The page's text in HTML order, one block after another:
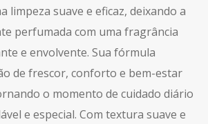
limpeza suave e eficaz, deixando a
perfumada com uma fragrância
e envolvente. Sua fórmula
de frescor, conforto e bem-estar
o momento de cuidado diário
e especial. Com textura suave e